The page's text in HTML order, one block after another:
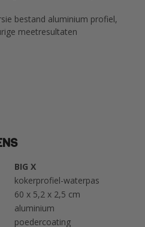
bestand aluminium profiel,
meetresultaten
BIG X
kokerprofiel-waterpas
60 x 5,2 x 2,5 cm
aluminium
poedercoating